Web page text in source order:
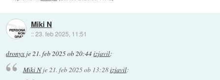
Miki N
::23. feb 2025, 11:51
dronyx je 21. feb 2025 ob 20:44izjavil:
Miki Nje21. feb 2025 ob 13:28izjavil: